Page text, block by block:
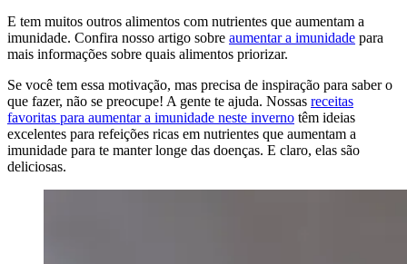
E tem muitos outros alimentos com nutrientes que aumentam a
imunidade. Confira nosso artigo sobre aumentar a imunidade para
mais informações sobre quais alimentos priorizar.
Se você tem essa motivação, mas precisa de inspiração para saber o
que fazer, não se preocupe! A gente te ajuda. Nossas receitas
favoritas para aumentar a imunidade neste inverno têm ideias
excelentes para refeições ricas em nutrientes que aumentam a
imunidade para te manter longe das doenças. E claro, elas são
deliciosas.